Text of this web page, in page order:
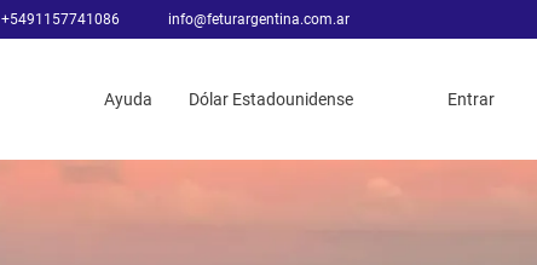
+5491157741086 info@feturargentina.com.ar
Ayuda Dólar Estadounidense Entrar